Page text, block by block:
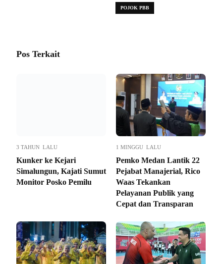
POJOK PBB
Pos Terkait
3 TAHUN LALU
Kunker ke Kejari
Simalungun, Kajati Sumut
Monitor Posko Pemilu
1 MINGGU LALU
Pemko Medan Lantik 22
Pejabat Manajerial, Rico
Waas Tekankan
Pelayanan Publik yang
Cepat dan Transparan